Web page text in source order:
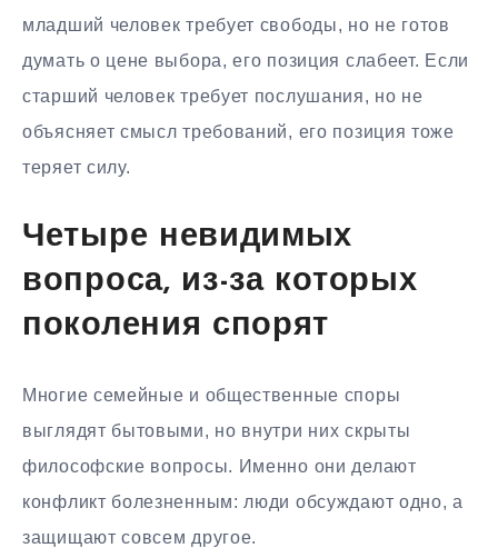
младший человек требует свободы, но не готов
думать о цене выбора, его позиция слабеет. Если
старший человек требует послушания, но не
объясняет смысл требований, его позиция тоже
теряет силу.
Четыре невидимых
вопроса, из-за которых
поколения спорят
Многие семейные и общественные споры
выглядят бытовыми, но внутри них скрыты
философские вопросы. Именно они делают
конфликт болезненным: люди обсуждают одно, а
защищают совсем другое.